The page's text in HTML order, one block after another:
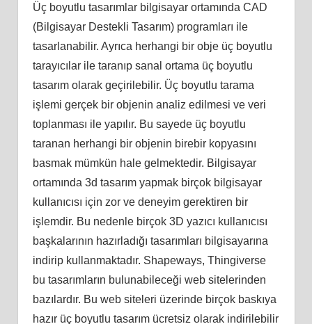
Üç boyutlu tasarımlar bilgisayar ortamında CAD
(Bilgisayar Destekli Tasarım) programları ile
tasarlanabilir. Ayrıca herhangi bir obje üç boyutlu
tarayıcılar ile taranıp sanal ortama üç boyutlu
tasarım olarak geçirilebilir. Üç boyutlu tarama
işlemi gerçek bir objenin analiz edilmesi ve veri
toplanması ile yapılır. Bu sayede üç boyutlu
taranan herhangi bir objenin birebir kopyasını
basmak mümkün hale gelmektedir. Bilgisayar
ortamında 3d tasarım yapmak birçok bilgisayar
kullanıcısı için zor ve deneyim gerektiren bir
işlemdir. Bu nedenle birçok 3D yazıcı kullanıcısı
başkalarının hazırladığı tasarımları bilgisayarına
indirip kullanmaktadır. Shapeways, Thingiverse
bu tasarımların bulunabileceği web sitelerinden
bazılardır. Bu web siteleri üzerinde birçok baskıya
hazır üç boyutlu tasarım ücretsiz olarak indirilebilir